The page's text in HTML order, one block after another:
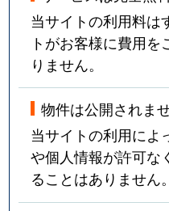
当サイトの利用料は
トがお客様に費用
りません。
物件は公開されま
当サイトの利用によ
や個人情報が許可な
ることはありません。